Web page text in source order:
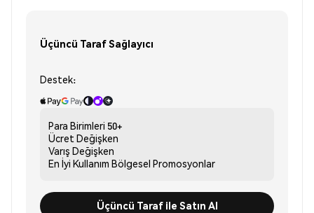
Üçüncü Taraf Sağlayıcı
Destek:
Para Birimleri 50+
Ücret Değişken
Varış Değişken
En İyi Kullanım Bölgesel Promosyonlar
Üçüncü Taraf ile Satın Al